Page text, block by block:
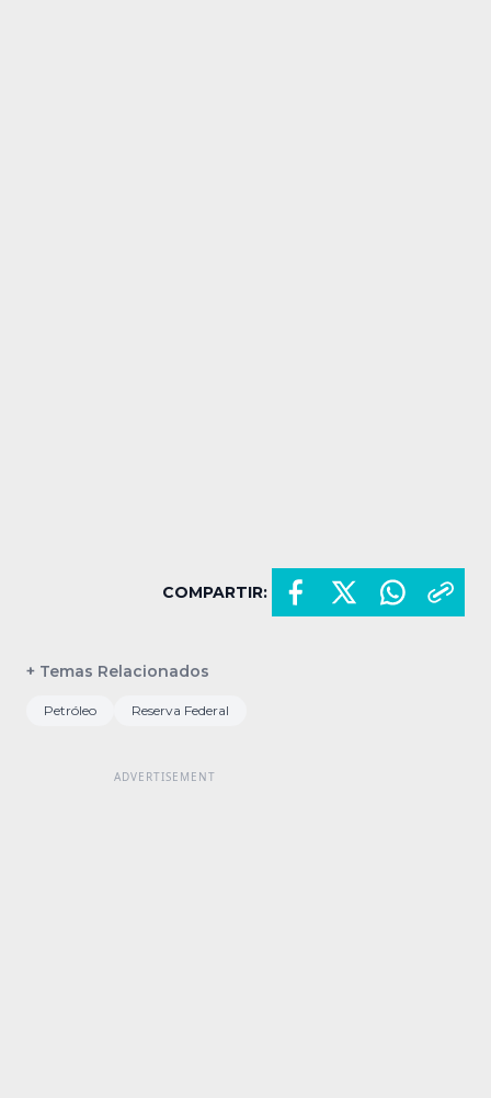
COMPARTIR:
+ Temas Relacionados
Petróleo Reserva Federal